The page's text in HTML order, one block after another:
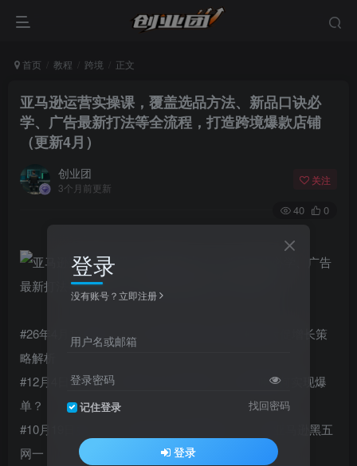
首页 教程 跨境 正文
亚马逊运营实操课，覆盖选品方法、新品口诀必
学、广告最新打法等全流程，打造跨境爆款店铺
（更新4月）
创业团
3个月前更新
关注
40 0
#26年4月12日更新：2026年第78课-亚马逊春季大促增长策
略解析
#12月4日更新：2025年第77课-黑五网一圣诞季如何实现爆
单？
#10月19日更新：2025年第76课-复盘秋促，备战亚马逊黑五
网一
登录
没有账号？立即注册
用户名或邮箱
登录密码
记住登录 找回密码
登录